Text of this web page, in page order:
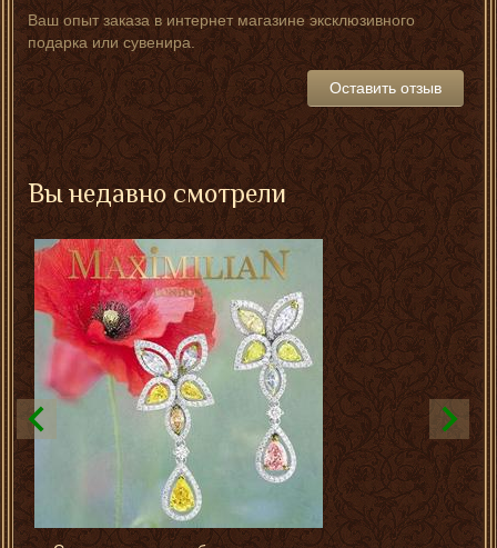
Ваш опыт заказа в интернет магазине эксклюзивного
подарка или сувенира.
Оставить отзыв
Вы недавно смотрели